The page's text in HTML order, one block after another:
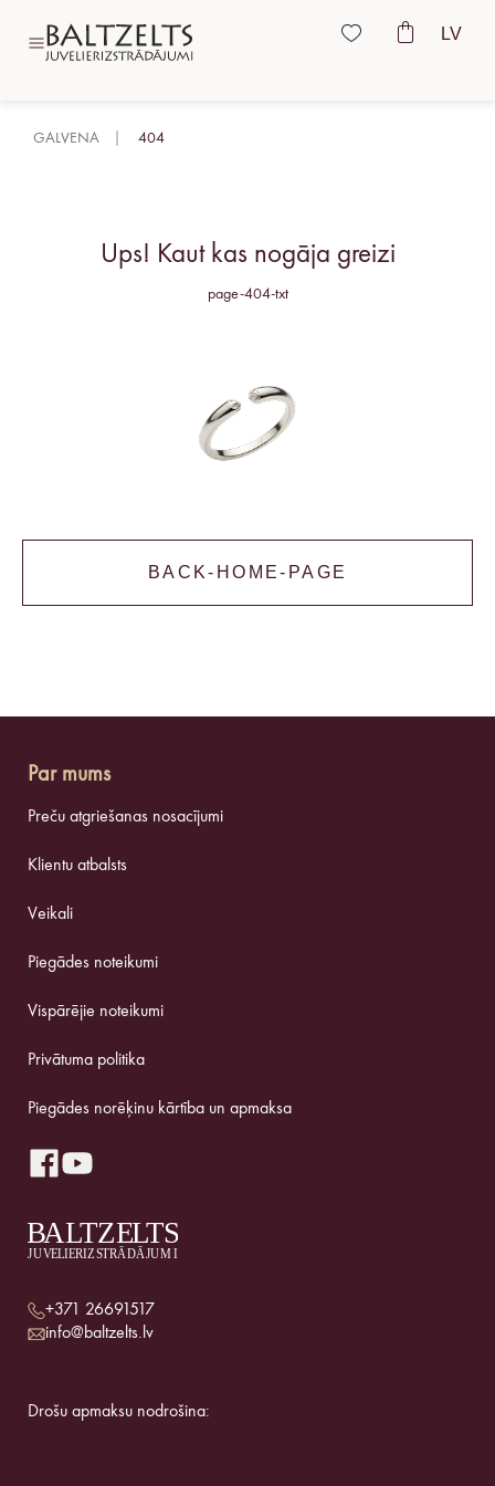
LV
GALVENA 404
Ups! Kaut kas nogāja greizi
page-404-txt
BACK-HOME-PAGE
Par mums
Preču atgriešanas nosacījumi
Klientu atbalsts
Veikali
Piegādes noteikumi
Vispārējie noteikumi
Privātuma politika
Piegādes norēķinu kārtība un apmaksa
+371 26691517
info@baltzelts.lv
Drošu apmaksu nodrošina: